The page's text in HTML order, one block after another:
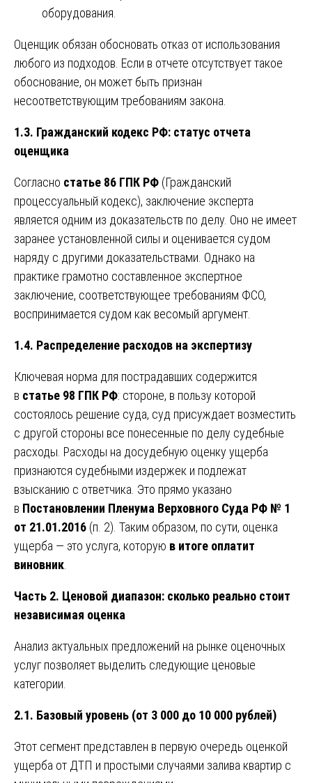
оборудования.
Оценщик обязан обосновать отказ от использования
любого из подходов. Если в отчете отсутствует такое
обоснование, он может быть признан
несоответствующим требованиям закона.
1.3. Гражданский кодекс РФ: статус отчета
оценщика
Согласно статье 86 ГПК РФ (Гражданский
процессуальный кодекс), заключение эксперта
является одним из доказательств по делу. Оно не имеет
заранее установленной силы и оценивается судом
наряду с другими доказательствами. Однако на
практике грамотно составленное экспертное
заключение, соответствующее требованиям ФСО,
воспринимается судом как весомый аргумент.
1.4. Распределение расходов на экспертизу
Ключевая норма для пострадавших содержится
в статье 98 ГПК РФ: стороне, в пользу которой
состоялось решение суда, суд присуждает возместить
с другой стороны все понесенные по делу судебные
расходы. Расходы на досудебную оценку ущерба
признаются судебными издержек и подлежат
взысканию с ответчика. Это прямо указано
в Постановлении Пленума Верховного Суда РФ № 1
от 21.01.2016 (п. 2). Таким образом, по сути, оценка
ущерба — это услуга, которую в итоге оплатит
виновник
Часть 2. Ценовой диапазон: сколько реально стоит
независимая оценка
Анализ актуальных предложений на рынке оценочных
услуг позволяет выделить следующие ценовые
категории.
2.1. Базовый уровень (от 3 000 до 10 000 рублей)
Этот сегмент представлен в первую очередь оценкой
ущерба от ДТП и простыми случаями залива квартир с